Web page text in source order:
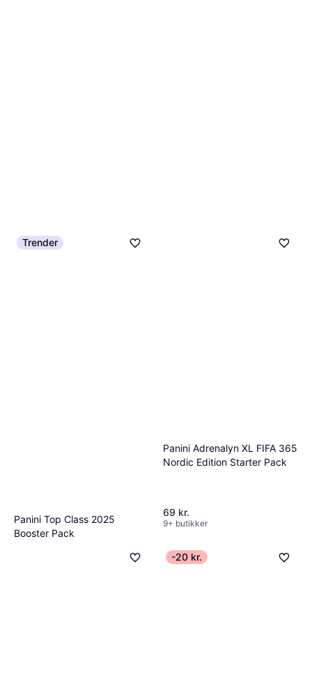
Trender
Panini Top Class 2025
Booster Pack
Panini Adrenalyn XL FIFA 365
Nordic Edition Starter Pack
69 kr.
9+ butikker
-20 kr.